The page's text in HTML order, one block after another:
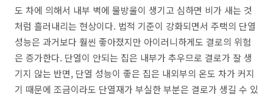
도 차에 의해서 내부 벽에 물방울이 생기고 심하면 비가 새는 것
처럼 흘러내리는 현상이다. 법적 기준이 강화되면서 주택의 단열
성능은 과거보다 훨씬 좋아졌지만 아이러니하게도 결로의 위험
은 증가한다. 단열이 안되는 집은 내부가 추우므로 결로가 잘 생
기지 않는 반면, 단열 성능이 좋은 집은 내외부의 온도 차가 커지
기 때문에 조금이라도 단열재가 부실한 부분은 결로가 생길 수 있